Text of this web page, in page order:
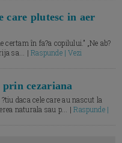
care plutesc in aer
certam în fa?a copilului.” „Ne ab?
sa... |Raspunde | Vezi
prin cezariana
daca cele care au nascut la
naturala sau p... |Raspunde |